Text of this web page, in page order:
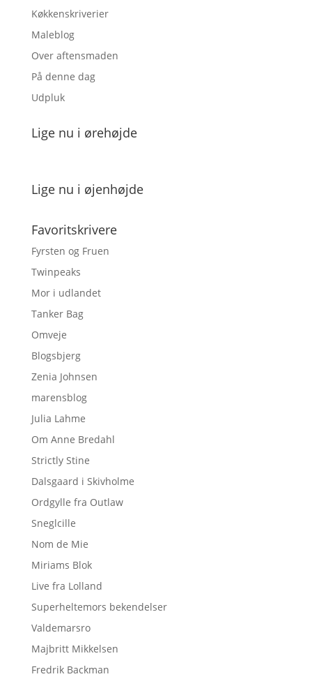
Køkkenskriverier
Maleblog
Over aftensmaden
På denne dag
Udpluk
Lige nu i ørehøjde
Lige nu i øjenhøjde
Favoritskrivere
Fyrsten og Fruen
Twinpeaks
Mor i udlandet
Tanker Bag
Omveje
Blogsbjerg
Zenia Johnsen
marensblog
Julia Lahme
Om Anne Bredahl
Strictly Stine
Dalsgaard i Skivholme
Ordgylle fra Outlaw
Sneglcille
Nom de Mie
Miriams Blok
Live fra Lolland
Superheltemors bekendelser
Valdemarsro
Majbritt Mikkelsen
Fredrik Backman